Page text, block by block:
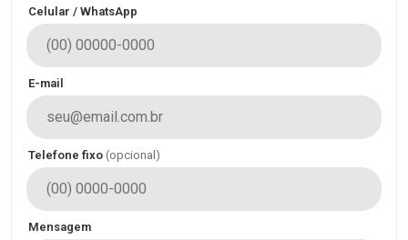
Celular / WhatsApp
E-mail
Telefone fixo (opcional)
Mensagem